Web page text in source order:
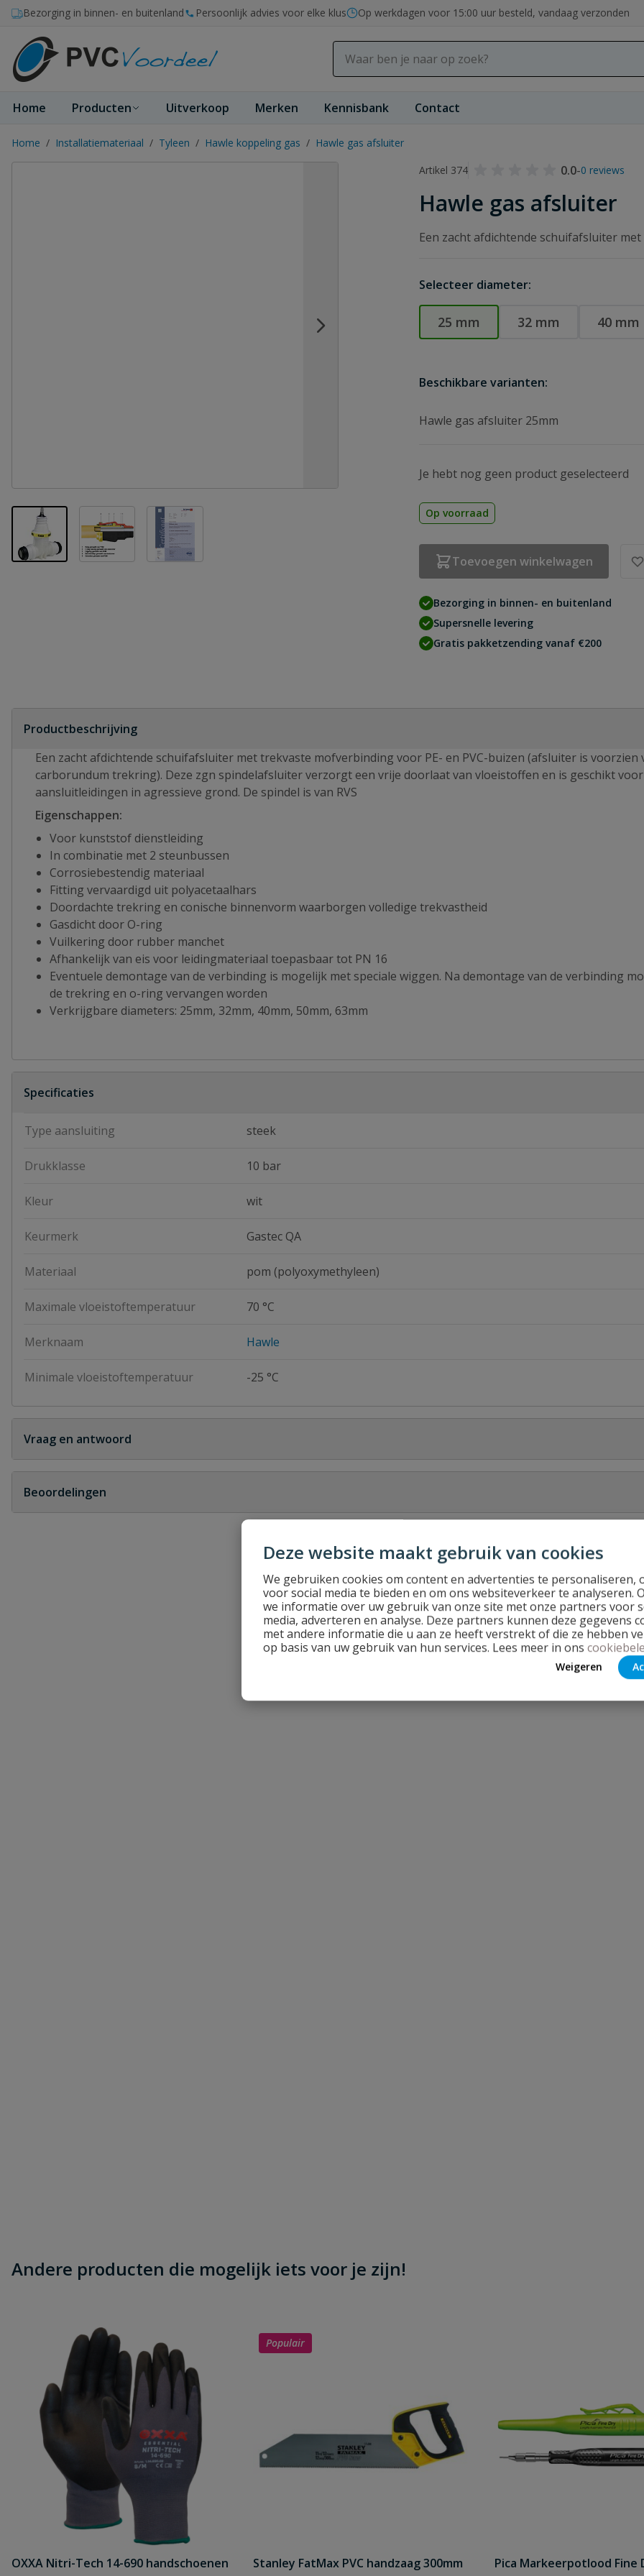
Deze website maakt gebruik van cookies
We gebruiken cookies om content en advertenties te personaliseren,
voor social media te bieden en om ons websiteverkeer te analyseren.
we informatie over uw gebruik van onze site met onze partners voor
media, adverteren en analyse. Deze partners kunnen deze gegevens
met andere informatie die u aan ze heeft verstrekt of die ze hebben
op basis van uw gebruik van hun services. Lees meer in ons
Weigeren
Ga naar de inhoud
Bezorging in binnen- en buitenland Persoonlijk advies voor elke klus Op werkdagen voor 15:00 uur besteld, vandaag verzonden
Home Producten Uitverkoop Merken Kennisbank Contact
Home / Installatiemateriaal / Tyleen / Hawle koppeling gas / Hawle gas afsluiter
Artikel 374
0.0-0 reviews
Hawle gas afsluiter
View larger imageView larger imageView larger image
Een zacht afdichtende schuifafsluiter
Selecteer diameter:
25 mm 32 mm 40 mm
Beschikbare varianten:
Hawle gas afsluiter 25mm
Je hebt nog geen product geselecteerd
Op voorraad
Toevoegen winkelwagen
Bezorging in binnen- en buitenland
Supersnelle levering
Gratis pakketzending vanaf €200
Productbeschrijving
Een zacht afdichtende schuifafsluiter met trekvaste mofverbinding voor PE- en PVC-buizen (afsluiter is voorzien
carborundum trekring). Deze zgn spindelafsluiter verzorgt een vrije doorlaat van vloeistoffen en is geschikt voor
aansluitleidingen in agressieve grond. De spindel is van RVS
Eigenschappen:
Voor kunststof dienstleiding
In combinatie met 2 steunbussen
Corrosiebestendig materiaal
Fitting vervaardigd uit polyacetaalhars
Doordachte trekring en conische binnenvorm waarborgen volledige trekvastheid
Gasdicht door O-ring
Vuilkering door rubber manchet
Afhankelijk van eis voor leidingmateriaal toepasbaar tot PN 16
Eventuele demontage van de verbinding is mogelijk met speciale wiggen. Na demontage van de verbinding
de trekring en o-ring vervangen worden
Verkrijgbare diameters: 25mm, 32mm, 40mm, 50mm, 63mm
Specificaties
Type aansluiting steek
Drukklasse 10 bar
Kleur wit
Keurmerk Gastec QA
Materiaal pom (polyoxymethyleen)
Maximale vloeistoftemperatuur 70 °C
Merknaam Hawle
Minimale vloeistoftemperatuur -25 °C
Vraag en antwoord
Geen vragen
Heb je zelf ook een vraag over dit product?
Beoordelingen
Andere producten die mogelijk iets voor je zijn!
OXXA Nitri-Tech 14-690 handschoenen
Populair
Stanley FatMax PVC handzaag 300mm Pica Markeerpotlood Fine